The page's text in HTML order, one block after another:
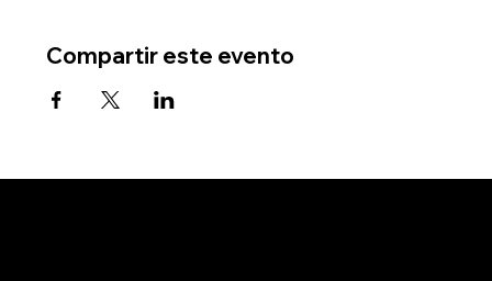
Compartir este evento